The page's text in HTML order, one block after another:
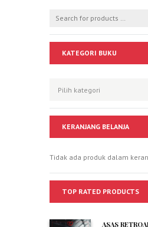
KATEGORI BUKU
KERANJANG BELANJA
Tidak ada produk dalam
TOP RATED PRODUCTS
ASAS